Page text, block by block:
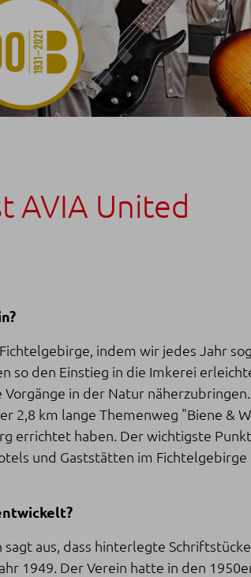
AVIA United
indem wir jedes Jahr
den Einstieg in die Imkerei
in der Natur
km lange Themenweg "Biene &
haben. Der wichtigste
und Gaststätten im Fichtelgebirge
aus, dass hinterlegte
1949. Der Verein hatte in den